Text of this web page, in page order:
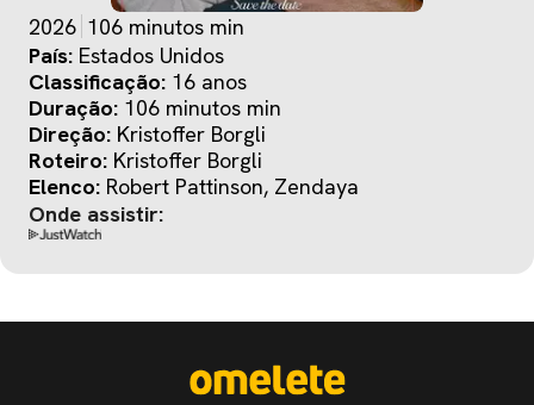
2026 106 minutos min
País: Estados Unidos
Classificação: 16 anos
Duração: 106 minutos min
Direção: Kristoffer Borgli
Roteiro: Kristoffer Borgli
Elenco:
Robert Pattinson, Zendaya
Onde assistir: